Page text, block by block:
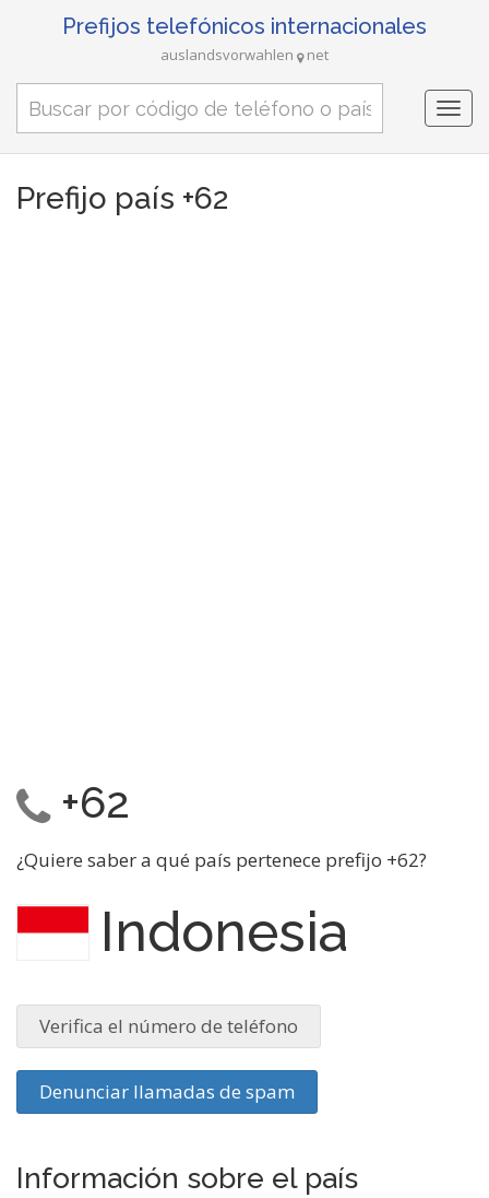
Prefijos telefónicos internacionales
auslandsvorwahlen net
Prefijo país +62
+62
¿Quiere saber a qué país pertenece prefijo +62?
Indonesia
Verifica el número de teléfono
Denunciar llamadas de spam
Información sobre el país